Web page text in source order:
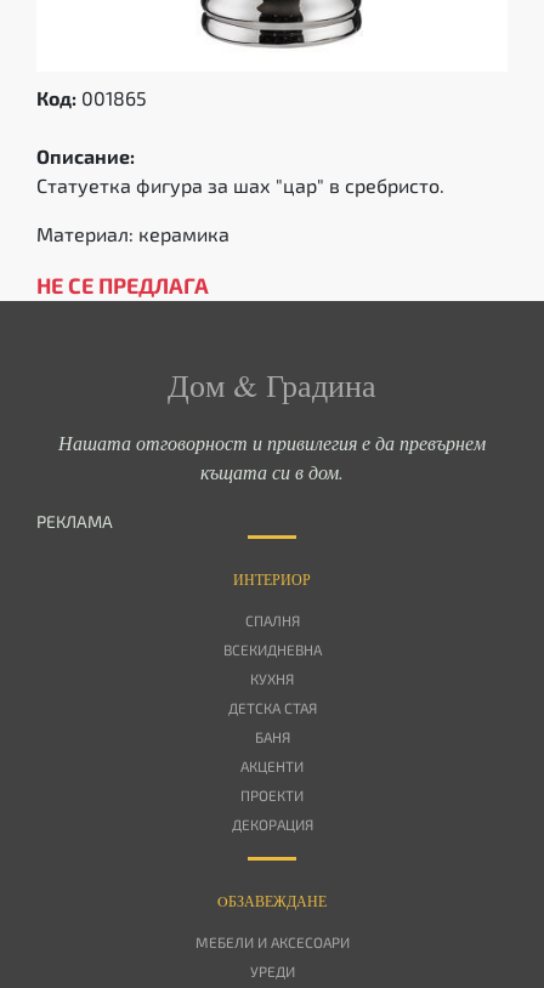
Код: 001865
Описание:
Статуетка фигура за шах "цар" в сребристо.
Материал: керамика
НЕ СЕ ПРЕДЛАГА
Дом & Градина
Нашата отговорност и привилегия е да превърнем
къщата си в дом.
РЕКЛАМА
ИНТЕРИОР
СПАЛНЯ
ВСЕКИДНЕВНА
КУХНЯ
ДЕТСКА СТАЯ
БАНЯ
АКЦЕНТИ
ПРОЕКТИ
ДЕКОРАЦИЯ
OБЗАВЕЖДАНЕ
МЕБЕЛИ И АКСЕСОАРИ
УРЕДИ